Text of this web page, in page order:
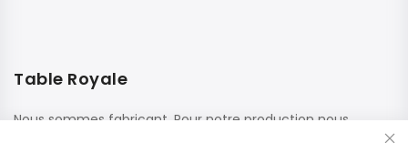
Table Royale
Nous sommes fabricant. Pour notre production nous